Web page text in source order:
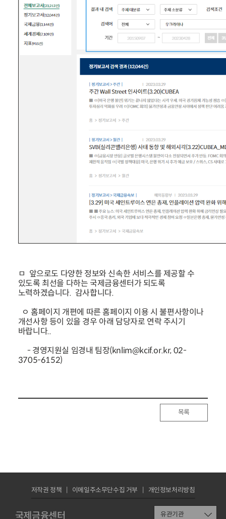
ㅁ 앞으로도 다양한 정보와 신속한 서비스를 제공할 수
있도록 최선을 다하는 국제금융센터가 되도록
노력하겠습니다. 감사합니다.
ㅇ 홈페이지 개편에 따른 홈페이지 이용 시 불편사항이나
개선사항 등이 있을 경우 아래 담당자로 연락 주시기
바랍니다..
- 경영지원실 임경내 팀장(knlim@kcif.or.kr, 02-
3705-6152)
목록
국제금융센터
저작권 정책 이메일주소무단수집 거부 개인정보처리방침
유관기관